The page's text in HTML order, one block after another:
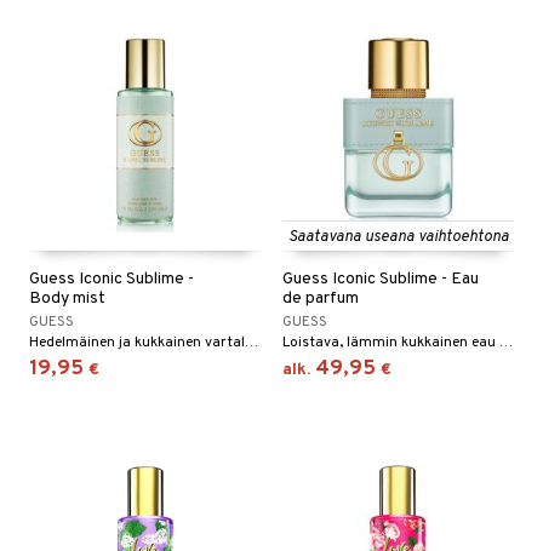
Guess Iconic Sublime -
Body mist
GUESS
Hedelmäinen ja kukkainen vartalosuihke Guessiltä.
19,95 €
Saatavana useana vaihtoehtona
Guess Iconic Sublime - Eau
de parfum
GUESS
Loistava, lämmin kukkainen eau de parfum Guessilta.
alk. 49,95 €